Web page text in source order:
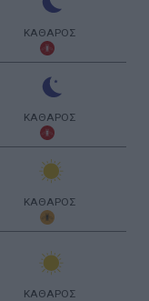
ΚΑΘΑΡΟΣ
ΚΑΘΑΡΟΣ
ΚΑΘΑΡΟΣ
ΚΑΘΑΡΟΣ